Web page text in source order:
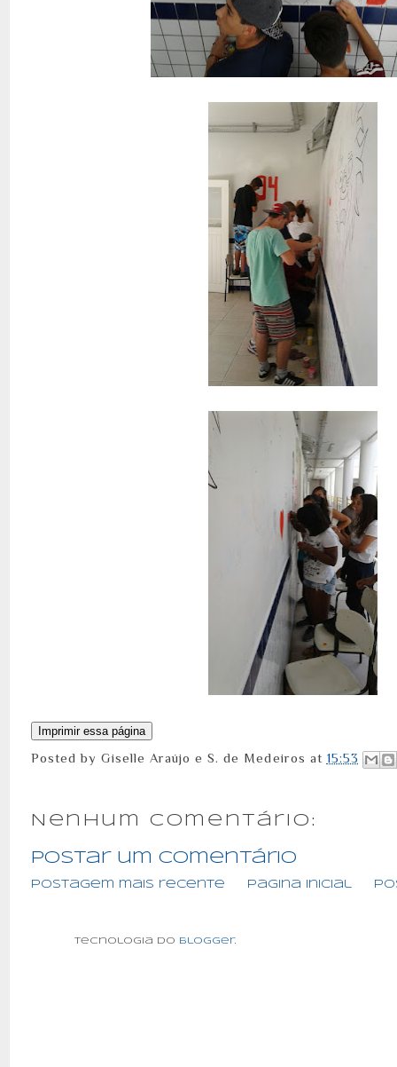
Posted byGiselle Araújo e S. de Medeiros at 15:53
Nenhum comentário:
Postar um comentário
Postagem mais recente Página inicial
Tecnologia do Blogger.